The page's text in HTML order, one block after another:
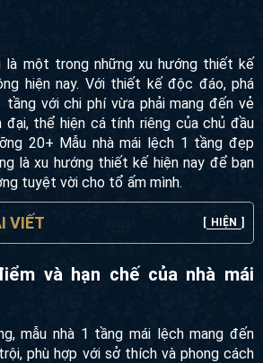
là một trong những xu hướng thiết kế
hiện nay. Với thiết kế độc đáo, phá
tầng với chi phí vừa phải mang đến vẻ
đại, thể hiện cá tính riêng của chủ đầu
20+ Mẫu nhà mái lệch 1 tầng đẹp
là xu hướng thiết kế hiện nay để bạn
tuyệt vời cho tổ ấm mình.
VIẾT [ HIỆN ]
và hạn chế của nhà mái
mẫu nhà 1 tầng mái lệch mang đến
phù hợp với sở thích và phong cách